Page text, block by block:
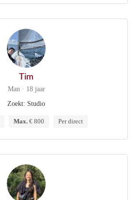
Tim
Man · 18 jaar
Zoekt: Studio
Max.€ 800 Per direct